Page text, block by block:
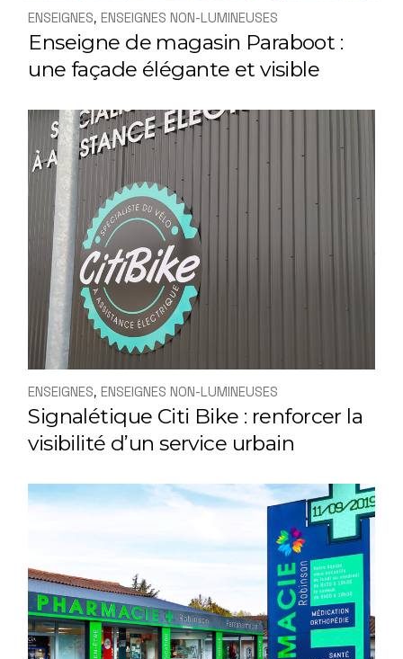
ENSEIGNES ENSEIGNES NON-LUMINEUSES
Enseigne de magasin Paraboot :
une façade élégante et visible
ENSEIGNES ENSEIGNES NON-LUMINEUSES
Signalétique Citi Bike : renforcer la
visibilité d’un service urbain